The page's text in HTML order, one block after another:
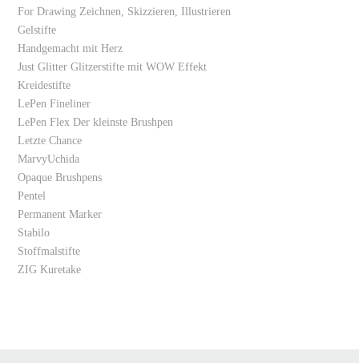
For Drawing Zeichnen, Skizzieren, Illustrieren
Gelstifte
Handgemacht mit Herz
Just Glitter Glitzerstifte mit WOW Effekt
Kreidestifte
LePen Fineliner
LePen Flex Der kleinste Brushpen
Letzte Chance
MarvyUchida
Opaque Brushpens
Pentel
Permanent Marker
Stabilo
Stoffmalstifte
ZIG Kuretake